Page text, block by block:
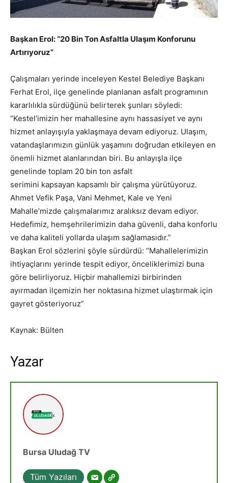
Başkan Erol: “20 Bin Ton Asfaltla Ulaşım Konforunu
Artırıyoruz”
Çalışmaları yerinde inceleyen Kestel Belediye Başkanı
Ferhat Erol, ilçe genelinde planlanan asfalt programının
kararlılıkla sürdüğünü belirterek şunları söyledi:
“Kestel’imizin her mahallesine aynı hassasiyet ve aynı
hizmet anlayışıyla yaklaşmaya devam ediyoruz. Ulaşım,
vatandaşlarımızın günlük yaşamını doğrudan etkileyen en
önemli hizmet alanlarından biri. Bu anlayışla ilçe
genelinde toplam 20 bin ton asfalt
serimini kapsayan kapsamlı bir çalışma yürütüyoruz.
Ahmet Vefik Paşa, Vani Mehmet, Kale ve Yeni
Mahalle’mizde çalışmalarımız aralıksız devam ediyor.
Hedefimiz, hemşehrilerimizin daha güvenli, daha konforlu
ve daha kaliteli yollarda ulaşım sağlamasıdır.”
Başkan Erol sözlerini şöyle sürdürdü: “Mahallelerimizin
ihtiyaçlarını yerinde tespit ediyor, önceliklerimizi buna
göre belirliyoruz. Hiçbir mahallemizi birbirinden
ayırmadan ilçemizin her noktasına hizmet ulaştırmak için
gayret gösteriyoruz”
Kaynak: Bülten
Yazar
Bursa Uludağ TV
Tüm Yazıları